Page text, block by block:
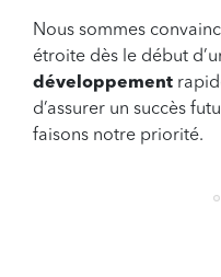
Nous sommes
étroite dès le début
développement
d’assurer un succès
faisons notre priorité.